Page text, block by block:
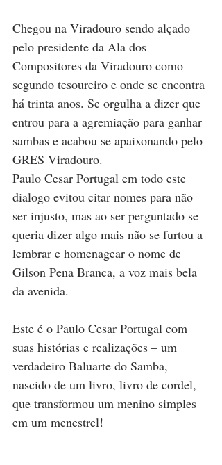
Chegou na Viradouro sendo alçado
pelo presidente da Ala dos
Compositores da Viradouro como
segundo tesoureiro e onde se encontra
há trinta anos. Se orgulha a dizer que
entrou para a agremiação para ganhar
sambas e acabou se apaixonando pelo
GRES Viradouro.
Paulo Cesar Portugal em todo este
dialogo evitou citar nomes para não
ser injusto, mas ao ser perguntado se
queria dizer algo mais não se furtou a
lembrar e homenagear o nome de
Gilson Pena Branca, a voz mais bela
da avenida.
Este é o Paulo Cesar Portugal com
suas histórias e realizações – um
verdadeiro Baluarte do Samba,
nascido de um livro, livro de cordel,
que transformou um menino simples
em um menestrel!